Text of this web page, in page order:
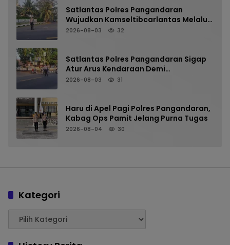
Satlantas Polres Pangandaran
Wujudkan Kamseltibcarlantas Melalui
Pelayanan Arus Pagi
2026-08-03 32
Satlantas Polres Pangandaran Sigap
Atur Arus Kendaraan Demi
Kenyamanan Pengguna Jalan
2026-08-03 31
Haru di Apel Pagi Polres Pangandaran,
Kabag Ops Pamit Jelang Purna Tugas
2026-08-04 30
Kategori